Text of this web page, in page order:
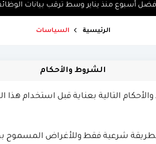
أسبوع منذ يناير وسط ترقب بيانات الوظائف
الرئيسية السياسات
الشروط والأحكام
التالية بعناية قبل استخدام
شرعية فقط وللأغراض المسموح